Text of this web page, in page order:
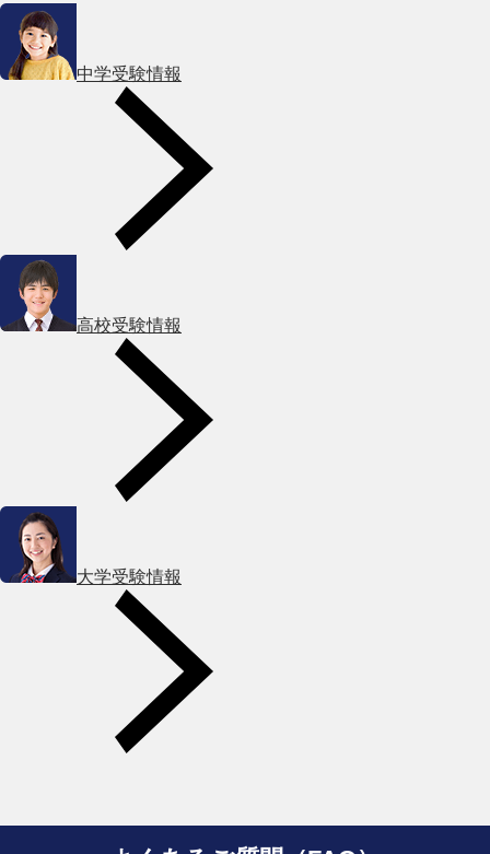
中学受験情報
高校受験情報
大学受験情報